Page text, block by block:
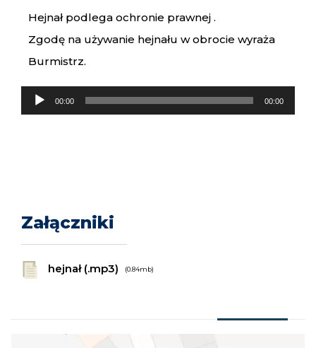
Hejnał podlega ochronie prawnej .
Zgodę na używanie hejnału w obrocie wyraża
Burmistrz.
Odtwarzacz
plików
00:00 00:00
Załączniki
hejnał (.mp3) (0.84mb)